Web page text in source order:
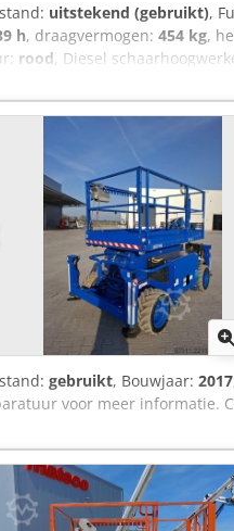
uitstekend (gebruikt),
h, draagvermogen: 454 kg,
rood, Diesel
Aexhcrijphef Hefcapaciteit
De hoogwerker is
gebruikt, Bouwjaar: 2017
voor meer informatie.